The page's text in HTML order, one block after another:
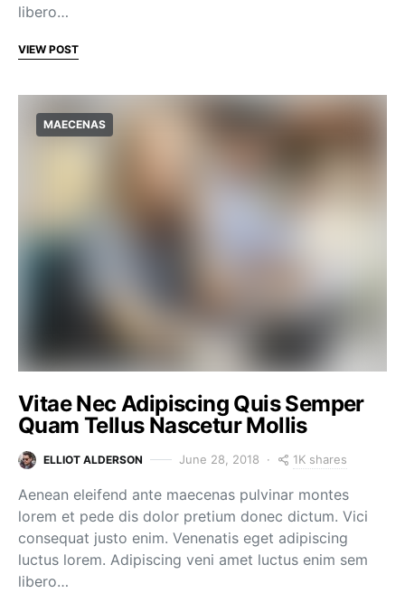
libero…
VIEW POST
MAECENAS
Vitae Nec Adipiscing Quis Semper
Quam Tellus Nascetur Mollis
ELLIOT ALDERSON June 28, 2018 1K shares
Aenean eleifend ante maecenas pulvinar montes
lorem et pede dis dolor pretium donec dictum. Vici
consequat justo enim. Venenatis eget adipiscing
luctus lorem. Adipiscing veni amet luctus enim sem
libero…